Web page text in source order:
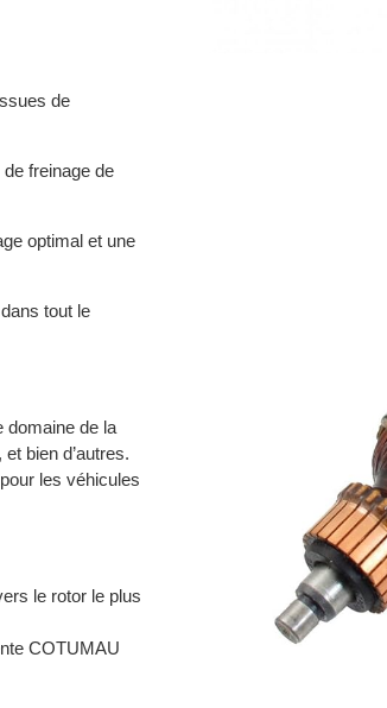
de
freinage de
optimal et une
tout le
domaine de la
, et bien d’autres.
pour les véhicules
le rotor le plus
COTUMAU